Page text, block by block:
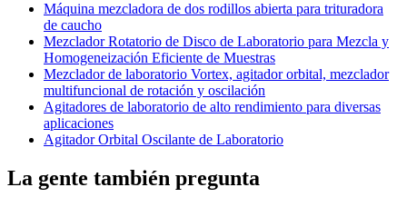
Máquina mezcladora de dos rodillos abierta para trituradora
de caucho
Mezclador Rotatorio de Disco de Laboratorio para Mezcla y
Homogeneización Eficiente de Muestras
Mezclador de laboratorio Vortex, agitador orbital, mezclador
multifuncional de rotación y oscilación
Agitadores de laboratorio de alto rendimiento para diversas
aplicaciones
Agitador Orbital Oscilante de Laboratorio
La gente también pregunta